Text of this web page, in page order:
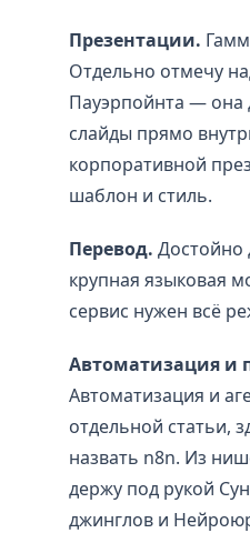
Презентации.
Отдельно отмечу
Пауэрпойнта — она
слайды прямо
корпоративной
шаблон и стиль.
Перевод. Достойно
крупная языковая
сервис нужен всё
Автоматизация и
Автоматизация и
отдельной статьи,
назвать n8n. Из
держу под рукой
джинглов и